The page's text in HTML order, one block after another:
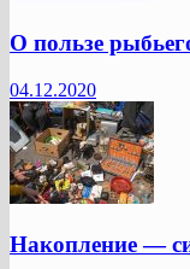
О пользе
04.12.2020
Накопление —